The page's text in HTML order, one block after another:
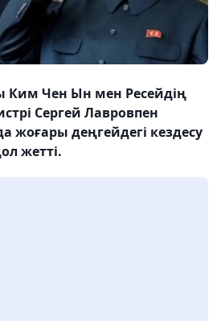
Чен Ын мен Ресейдің
Сергей Лавровпен
жоғары деңгейдегі кездесу
жетті.